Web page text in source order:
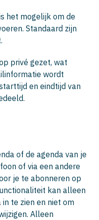
het mogelijk om de
Standaard zijn
privé gezet, wat
wordt
en eindtijd van
of de agenda van je
of via een andere
je te abonneren op
kan alleen
te zien en niet om
Alleen